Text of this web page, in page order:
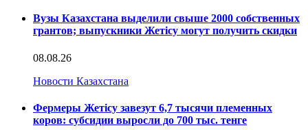
Вузы Казахстана выделили свыше 2000 собственных
грантов; выпускники Жетісу могут получить скидки
08.08.26
Новости Казахстана
Фермеры Жетісу завезут 6,7 тысячи племенных
коров: субсидии выросли до 700 тыс. тенге